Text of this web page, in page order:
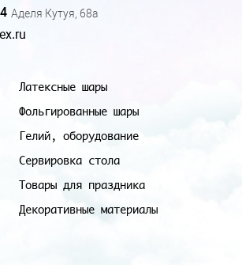
Латексные шары
Фольгированные шары
Гелий, оборудование
Сервировка стола
Товары для праздника
Декоративные материалы
Аделя Кутуя, 68а